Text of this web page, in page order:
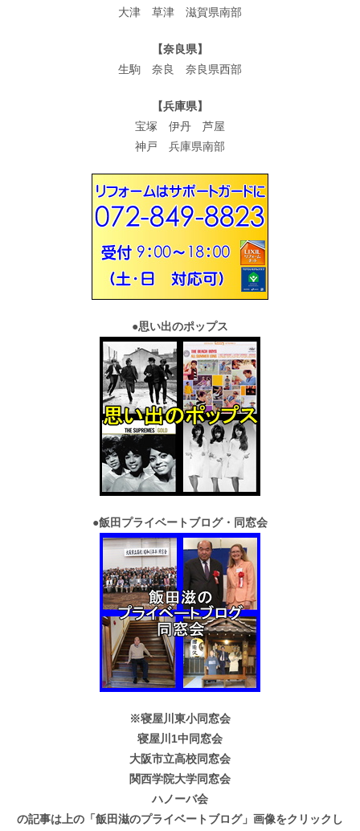
大津 草津 滋賀県南部
【奈良県】
生駒 奈良 奈良県西部
【兵庫県】
宝塚 伊丹 芦屋
神戸 兵庫県南部
●思い出のポップス
●飯田プライベートブログ・同窓会
※寝屋川東小同窓会
寝屋川1中同窓会
大阪市立高校同窓会
関西学院大学同窓会
ハノーバ会
の記事は上の「飯田滋のプライベートブログ」画像をクリックし